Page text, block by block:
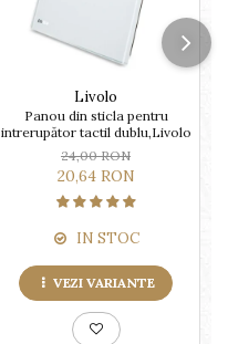
Livolo
Panou din sticla pentru
intrerupător tactil dublu,Livolo
24,00 RON
20,64 RON
IN STOC
VEZI VARIANTE